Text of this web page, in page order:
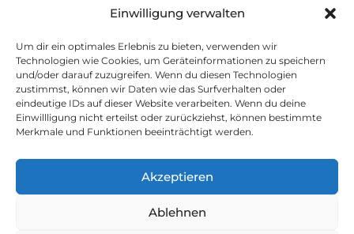
Einwilligung verwalten
Um dir ein optimales Erlebnis zu bieten, verwenden wir
Technologien wie Cookies, um Geräteinformationen zu speichern
und/oder darauf zuzugreifen. Wenn du diesen Technologien
zustimmst, können wir Daten wie das Surfverhalten oder
eindeutige IDs auf dieser Website verarbeiten. Wenn du deine
Einwillligung nicht erteilst oder zurückziehst, können bestimmte
Merkmale und Funktionen beeinträchtigt werden.
Akzeptieren
Ablehnen
AI schreibt Blog?! – A Mords-Schmarrn oder
IMPRESSUM
DATENSCHUTZERKLÄRUNG
– do hock i aa mid drin.